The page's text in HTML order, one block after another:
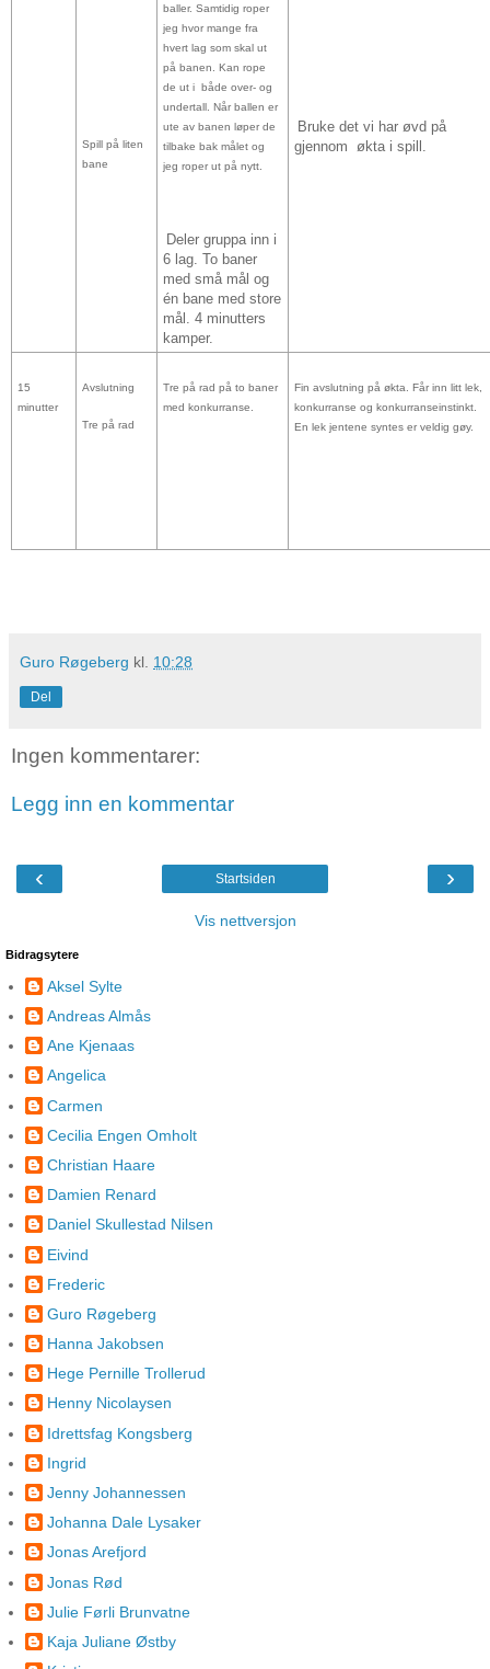
Spill på liten
bane
baller. Samtidig roper
jeg hvor mange fra
hvert lag som skal ut
på banen. Kan rope
de ut i både over- og
undertall. Når ballen er
ute av banen løper de
tilbake bak målet og
jeg roper ut på nytt.
Deler gruppa inn i
6 lag. To baner
med små mål og
én bane med store
mål. 4 minutters
kamper.
Bruke det vi har øvd på
gjennom
økta i spill.
15
minutter
Avslutning
Tre på rad
Tre på rad på to baner
med konkurranse.
Fin avslutning på økta. Får inn litt lek,
konkurranse og konkurranseinstinkt.
En lek jentene syntes er veldig gøy.
Guro Røgeberg kl. 10:28
Del
Ingen kommentarer:
Legg inn en kommentar
‹ ›
Startsiden
Vis nettversjon
Bidragsytere
Aksel Sylte
Andreas Almås
Ane Kjenaas
Angelica
Carmen
Cecilia Engen Omholt
Christian Haare
Damien Renard
Daniel Skullestad Nilsen
Eivind
Frederic
Guro Røgeberg
Hanna Jakobsen
Hege Pernille Trollerud
Henny Nicolaysen
Idrettsfag Kongsberg
Ingrid
Jenny Johannessen
Johanna Dale Lysaker
Jonas Arefjord
Jonas Rød
Julie Førli Brunvatne
Kaja Juliane Østby